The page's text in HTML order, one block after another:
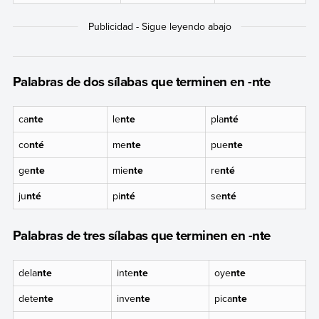
Palabras de dos sílabas que terminen en -nte
cante lente planté
conté mente puente
gente miente renté
junté pinté senté
Palabras de tres sílabas que terminen en -nte
delante intente oyente
detente invente picante